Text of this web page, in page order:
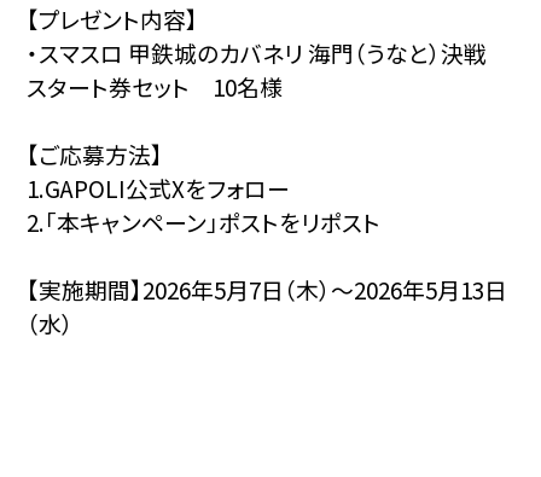
【プレゼント内容】
・スマスロ 甲鉄城のカバネリ 海門（うなと）決戦
スタート券セット 10名様
【ご応募方法】
1.GAPOLI公式Xをフォロー
2.「本キャンペーン」ポストをリポスト
【実施期間】2026年5月7日（木）～2026年5月13日
（水）